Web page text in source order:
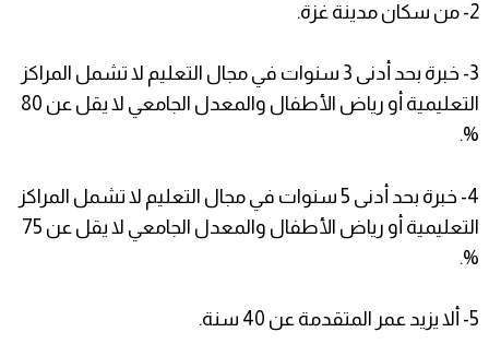
2- من سكان مدينة غزة.
3- خبرة بحد أدنى 3 سنوات في مجال التعليم لا تشمل المراكز
التعليمية أو رياض الأطفال والمعدل الجامعي لا يقل عن 80
%.
4- خبرة بحد أدنى 5 سنوات في مجال التعليم لا تشمل المراكز
التعليمية أو رياض الأطفال والمعدل الجامعي لا يقل عن 75
%.
5- ألا يزيد عمر المتقدمة عن 40 سنة.